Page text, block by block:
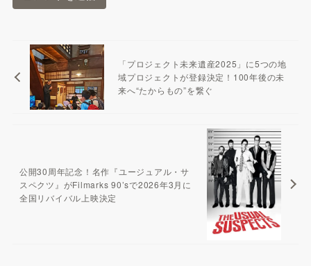
「プロジェクト未来遺産2025」に5つの地
域プロジェクトが登録決定！100年後の未
来へ“たからもの”を繋ぐ
公開30周年記念！名作『ユージュアル・サ
スペクツ』がFilmarks 90’sで2026年3月に
全国リバイバル上映決定